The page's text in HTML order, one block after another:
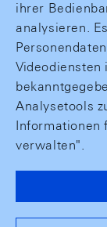
ihrer
analysieren.
Analysetools
Informationen
verwalten".